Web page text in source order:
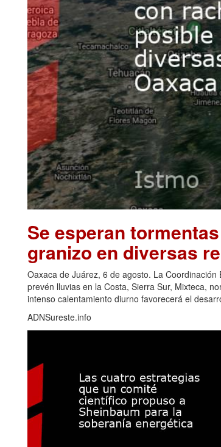
Se esperan
granizo en diversas
Oaxaca de Juárez, 6 de agosto. La
prevén lluvias en la Costa, Sierra Sur, Mixteca,
intenso calentamiento diurno favorecerá el
ADNSureste.info